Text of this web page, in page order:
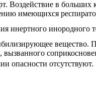
Воздействие в
имеющихся
инертного инородного
вызванного
опасности отсутствуют.